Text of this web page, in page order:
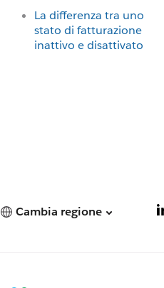
La differenza tra uno
stato di fatturazione
inattivo e disattivato
Cambia regione